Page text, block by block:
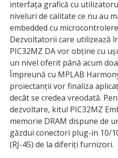
interfața grafică cu
niveluri de calitate ce nu au
embedded cu
Dezvoltatorii care utilizează
PIC32MZ DA vor obține cu
un nivel oferit până acum
Împreună cu MPLAB
proiectanții vor finaliza
decât se credea vreodată.
dezvoltare, kitul PIC32MZ
memorie DRAM dispune de
găzdui conectori plug-in 10/
(RJ-45) de la diferiți furnizori.